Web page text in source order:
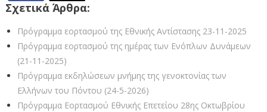
Σχετικά Άρθρα:
Πρόγραμμα εορτασμού της Εθνικής Αντίστασης 23-11-2025
Πρόγραμμα εορτασμού της ημέρας των Ενόπλων Δυνάμεων
(21-11-2025)
Πρόγραμμα εκδηλώσεων μνήμης της γενοκτονίας των
Ελλήνων του Πόντου (24-5-2026)
Πρόγραμμα Εορτασμού Εθνικής Επετείου 28ης Οκτωβρίου